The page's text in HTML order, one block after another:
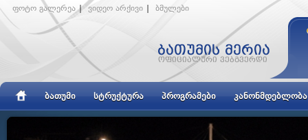
ფოტო გალერეა | ვიდეო არქივი ბმულები
ᲑᲐᲗᲣᲛᲘ ᲡᲢᲠᲣᲥᲢᲣᲠᲐ ᲞᲠᲝᲒᲠᲐᲛᲔᲑᲘ ᲙᲐᲜᲝᲜᲛᲓᲔᲑᲚᲝᲑᲐ